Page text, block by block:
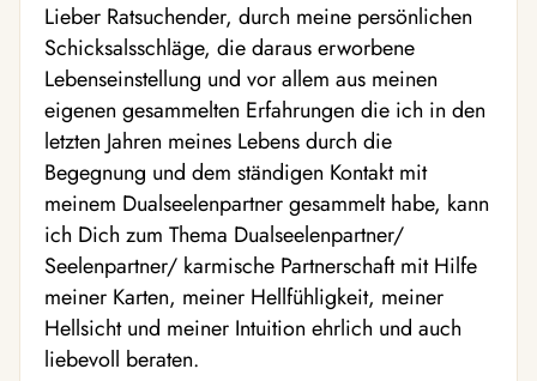
Lieber Ratsuchender, durch meine persönlichen
Schicksalsschläge, die daraus erworbene
Lebenseinstellung und vor allem aus meinen
eigenen gesammelten Erfahrungen die ich in den
letzten Jahren meines Lebens durch die
Begegnung und dem ständigen Kontakt mit
meinem Dualseelenpartner gesammelt habe, kann
ich Dich zum Thema Dualseelenpartner/
Seelenpartner/ karmische Partnerschaft mit Hilfe
meiner Karten, meiner Hellfühligkeit, meiner
Hellsicht und meiner Intuition ehrlich und auch
liebevoll beraten.